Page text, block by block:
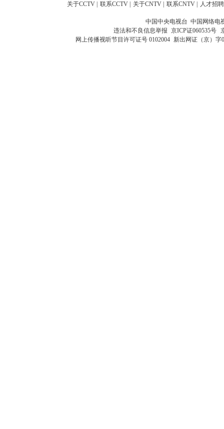
关于CCTV 联系CCTV 关于CNTV 联系CNTV 人才招聘
中国中央电视台 中国网络电
违法和不良信息举报 京ICP证060535号
网上传播视听节目许可证号 0102004 新出网证（京）